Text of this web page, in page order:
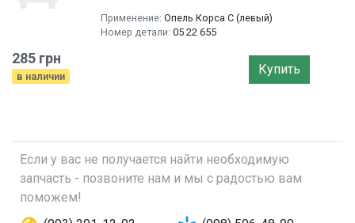
Применение: Опель Корса С (левый)
Номер детали: 05 22 655
285 грн
в наличии Купить
Если у вас не получается найти необходимую
запчасть - позвоните нам и мы с радостью вам
поможем!